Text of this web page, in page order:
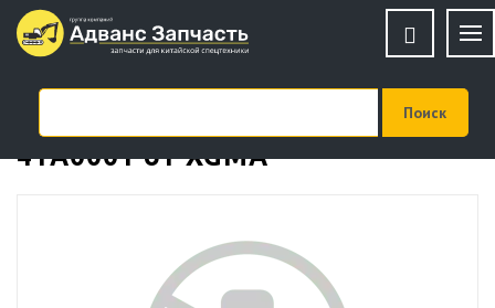
Вал-шестерня (большая)
41A0001 от XGMA